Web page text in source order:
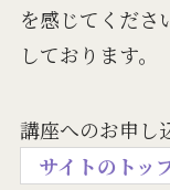
を感じてくださ
しております。
講座へのお申し
サイトのトッ